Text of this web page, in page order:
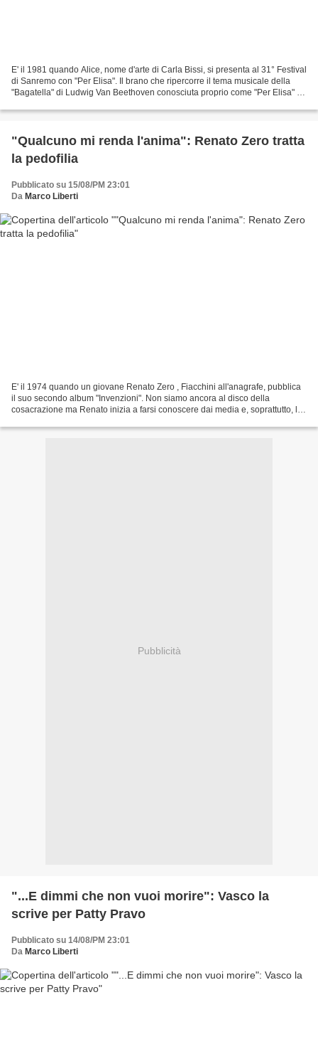
E' il 1981 quando Alice, nome d'arte di Carla Bissi, si presenta al 31° Festival
di Sanremo con "Per Elisa". Il brano che ripercorre il tema musicale della
"Bagatella" di Ludwig Van Beethoven conosciuta proprio come "Per Elisa" è
"Qualcuno mi renda l'anima": Renato Zero tratta
la pedofilia
Pubblicato su 15/08/PM 23:01
Da Marco Liberti
E' il 1974 quando un giovane Renato Zero , Fiacchini all'anagrafe, pubblica
il suo secondo album "Invenzioni". Non siamo ancora al disco della
cosacrazione ma Renato inizia a farsi conoscere dai media e, soprattutto, le
Pubblicità
"...E dimmi che non vuoi morire": Vasco la
scrive per Patty Pravo
Pubblicato su 14/08/PM 23:01
Da Marco Liberti